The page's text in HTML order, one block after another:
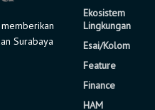
Surabaya
Ekosistem
Lingkungan
Esai/Kolom
Feature
Finance
HAM